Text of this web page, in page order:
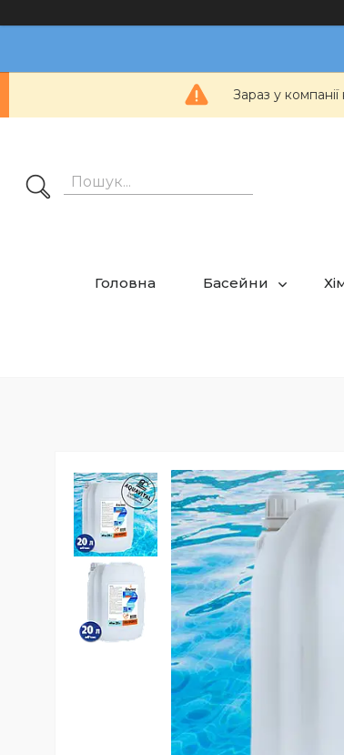
Зараз у
Головна Басейни